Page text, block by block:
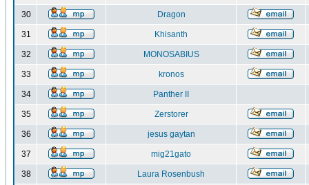
30 Dragon
31 Khisanth
32 MONOSABIUS
33 kronos
34 Panther II
35 Zerstorer
36 jesus gaytan
37 mig21gato
38 Laura Rosenbush